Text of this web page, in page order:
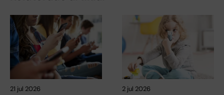
21 jul 2026 2 jul 2026